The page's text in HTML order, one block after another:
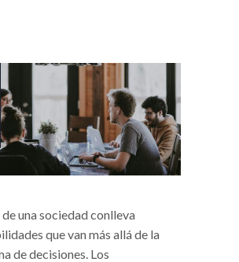
una sociedad conlleva
que van más allá de la
de decisiones. Los